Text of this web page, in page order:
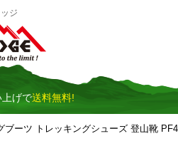
ジ
げで送料無料!
ブーツ トレッキングシューズ 登山靴